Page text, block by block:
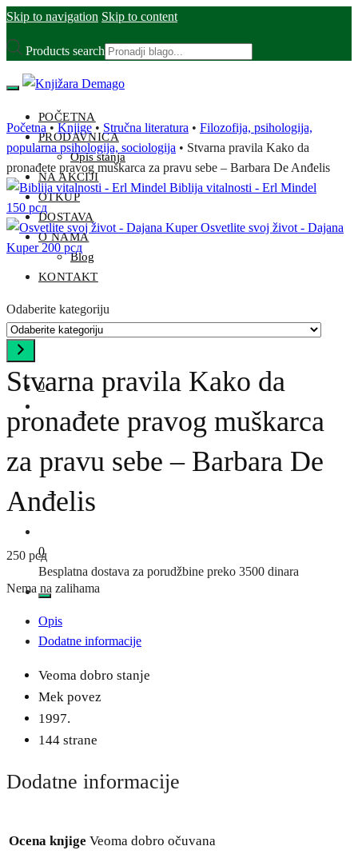
Skip to navigation Skip to content
Products search
POČETNA
PRODAVNICA
Opis stanja
NA AKCIJI
OTKUP
DOSTAVA
O NAMA
Blog
KONTAKT
Odaberite kategoriju
0
0
Besplatna dostava za porudžbine preko 3500 dinara
Početna • Knjige • Stručna literatura • Filozofija, psihologija,
popularna psihologija, sociologija • Stvarna pravila Kako da
pronađete pravog muškarca za pravu sebe – Barbara De Anđelis
Biblija vitalnosti - Erl Mindel
150 рсд
Osvetlite svoj život - Dajana
Kuper 200 рсд
Stvarna pravila Kako da
pronađete pravog muškarca
za pravu sebe – Barbara De
Anđelis
250 рсд
Nema na zalihama
Opis
Dodatne informacije
Veoma dobro stanje
Mek povez
1997.
144 strane
Dodatne informacije
Ocena knjige Veoma dobro očuvana